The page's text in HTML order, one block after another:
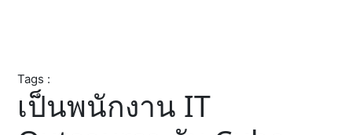
Tags :
เป็นพนักงาน IT